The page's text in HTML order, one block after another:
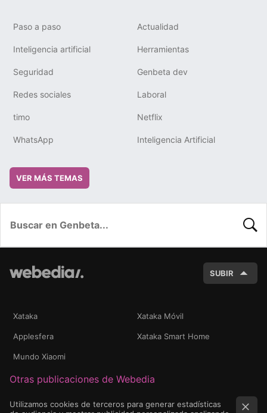
Paso a paso Actualidad
Inteligencia artificial Herramientas
Seguridad Genbeta dev
Redes sociales Laboral
timo Netflix
WhatsApp Inteligencia Artificial
VER MÁS TEMAS
SUBIR
Xataka Xataka Móvil
Applesfera Xataka Smart Home
Mundo Xiaomi
Otras publicaciones de Webedia
Utilizamos cookies de terceros para generar estadísticas